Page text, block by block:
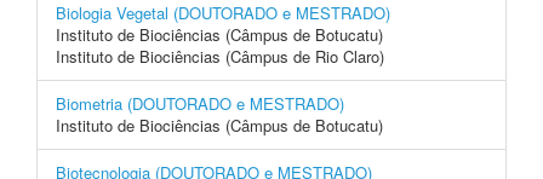
Biologia Vegetal (DOUTORADO e MESTRADO)
Instituto de Biociências (Câmpus de Botucatu)
Instituto de Biociências (Câmpus de Rio Claro)
Biometria (DOUTORADO e MESTRADO)
Instituto de Biociências (Câmpus de Botucatu)
Biotecnologia (DOUTORADO e MESTRADO)